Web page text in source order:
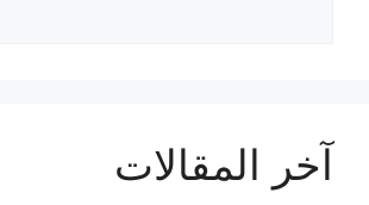
آخر المقالات